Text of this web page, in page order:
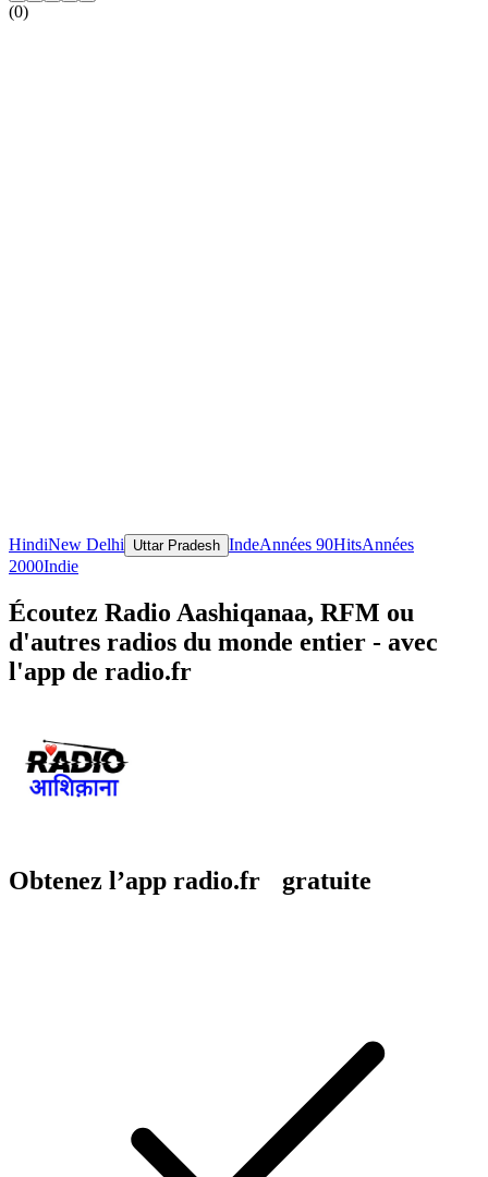
(0)
HindiNew Delhi Uttar Pradesh IndeAnnées 90HitsAnnées
2000Indie
Écoutez Radio Aashiqanaa, RFM ou
d'autres radios du monde entier - avec
l'app de radio.fr
Obtenez l’app radio.fr gratuite